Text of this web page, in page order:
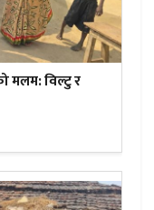
मलम: विल्टु र